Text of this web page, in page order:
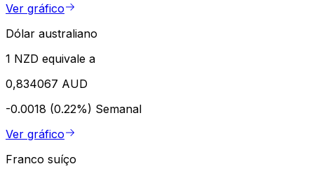
Ver gráfico
Dólar australiano
1 NZD equivale a
0,834067 AUD
-0.0018 (0.22%) Semanal
Ver gráfico
Franco suíço